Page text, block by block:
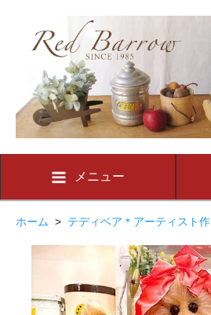
メニュー
ホーム > テディベア＊アーティスト作